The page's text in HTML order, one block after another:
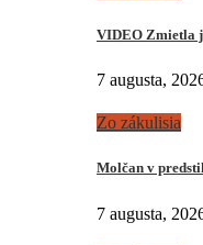
VIDEO Zmietla
7 augusta,
Zo zákulisia
Molčan v
7 augusta,